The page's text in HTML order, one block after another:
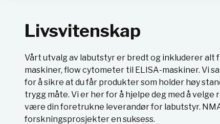
Livsvitenskap
Vårt utvalg av labutstyr er bredt og inkluderer alt
maskiner, flow cytometer til ELISA-maskiner. Vi
for å sikre at du får produkter som holder høy
trygg måte. Vi er her for å hjelpe deg med å
være din foretrukne leverandør for labutstyr.
forskningsprosjekter en suksess.